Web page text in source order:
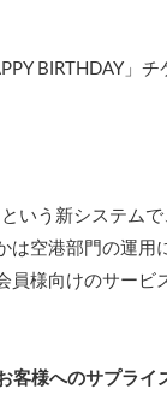
BIRTHDAY」
いう新システム
は空港部門の運用
員様向けのサービ
客様へのサプラ